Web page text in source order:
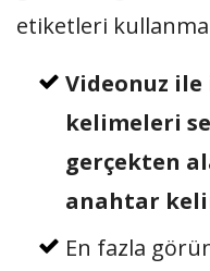
etiketleri
Videonuz
kelimeleri
gerçekten
anahtar
En fazla